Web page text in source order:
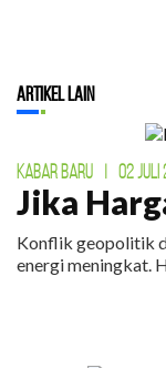
Artikel Lain
KABAR BARU 02
Jika
Konflik geopolitik
energi meningkat.